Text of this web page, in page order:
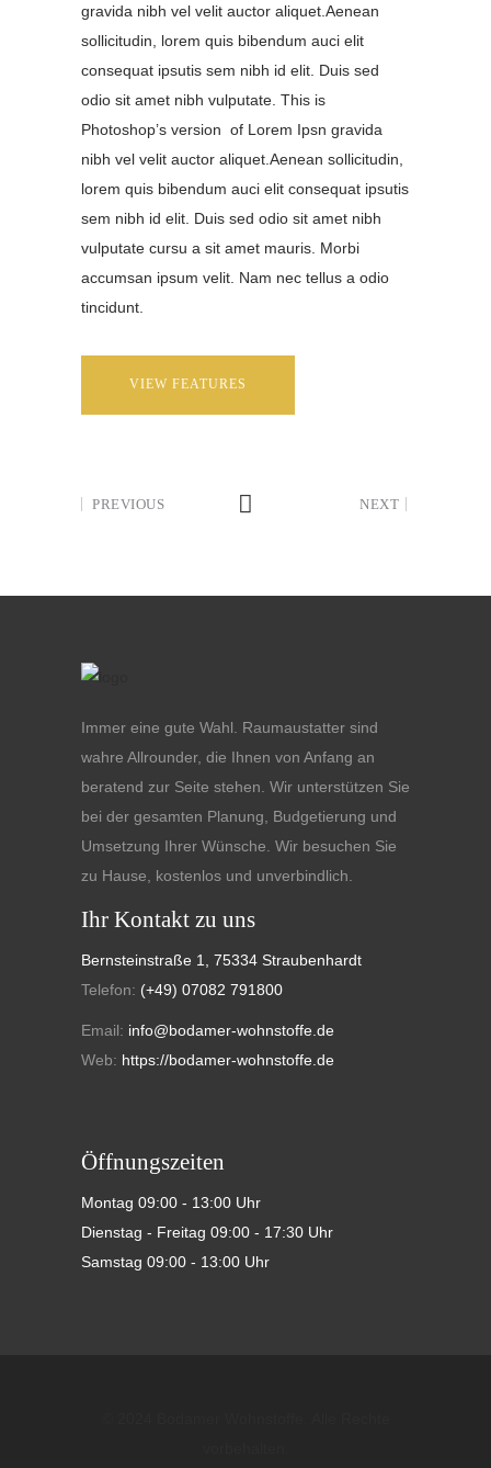
gravida nibh vel velit auctor aliquet.Aenean
sollicitudin, lorem quis bibendum auci elit
consequat ipsutis sem nibh id elit. Duis sed
odio sit amet nibh vulputate. This is
Photoshop’s version of Lorem Ipsn gravida
nibh vel velit auctor aliquet.Aenean sollicitudin,
lorem quis bibendum auci elit consequat ipsutis
sem nibh id elit. Duis sed odio sit amet nibh
vulputate cursu a sit amet mauris. Morbi
accumsan ipsum velit. Nam nec tellus a odio
tincidunt.
VIEW FEATURES
PREVIOUS NEXT
Immer eine gute Wahl. Raumaustatter sind
wahre Allrounder, die Ihnen von Anfang an
beratend zur Seite stehen. Wir unterstützen Sie
bei der gesamten Planung, Budgetierung und
Umsetzung Ihrer Wünsche. Wir besuchen Sie
zu Hause, kostenlos und unverbindlich.
Ihr Kontakt zu uns
Bernsteinstraße 1, 75334 Straubenhardt
Telefon: (+49) 07082 791800
Email: info@bodamer-wohnstoffe.de
Web: https://bodamer-wohnstoffe.de
Öffnungszeiten
Montag 09:00 - 13:00 Uhr
Dienstag - Freitag 09:00 - 17:30 Uhr
Samstag 09:00 - 13:00 Uhr